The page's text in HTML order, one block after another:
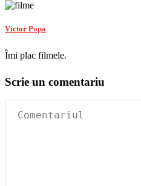
Victor Popa
Îmi plac filmele.
Scrie un comentariu